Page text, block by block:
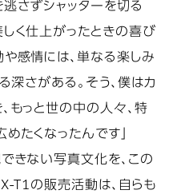
さずシャッターを切る
く仕上がったときの喜び
感情には、単なる楽しみ
深さがある。そう、僕はカ
もっと世の中の人々、特
たくなったんです」
きない写真文化を、この
T1の販売活動は、自らも